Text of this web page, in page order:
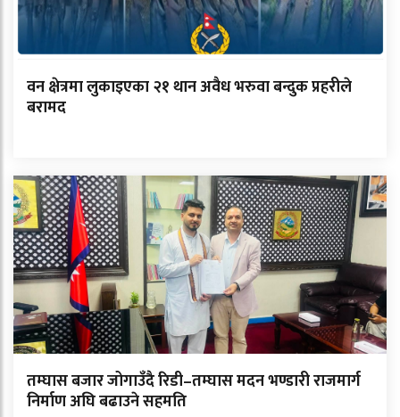
वन क्षेत्रमा लुकाइएका २१ थान अवैध भरुवा बन्दुक प्रहरीले
बरामद
तम्घास बजार जोगाउँदै रिडी–तम्घास मदन भण्डारी राजमार्ग
निर्माण अघि बढाउने सहमति